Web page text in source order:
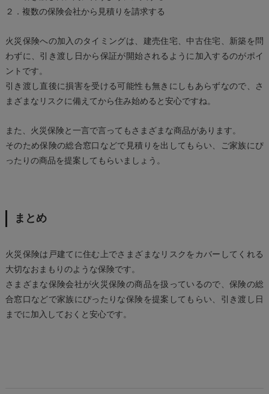
２．複数の保険会社から見積りを請求する
火災保険への加入のタイミングは、建売住宅、中古住宅、新築を問
わずに、引き渡し日から保証が開始されるように加入するのがポイ
ントです。
引き渡し直後に損害を受ける可能性も無きにしもあらずなので、さ
まざまなリスクに備えてから住み始めると安心ですね。
また、火災保険と一言で言ってもさまざまな商品があります。
そのため保険の総合窓口などで見積りを出してもらい、ご家族にぴ
ったりの商品を提案してもらいましょう。
まとめ
火災保険は戸建てに住む上でさまざまなリスクをカバーしてくれる
大切なおまもりのような保険です。
さまざまな保険会社が火災保険の商品を扱っているので、保険の総
合窓口などで家族にぴったりな保険を提案してもらい、引き渡し日
までに加入しておくと安心です。